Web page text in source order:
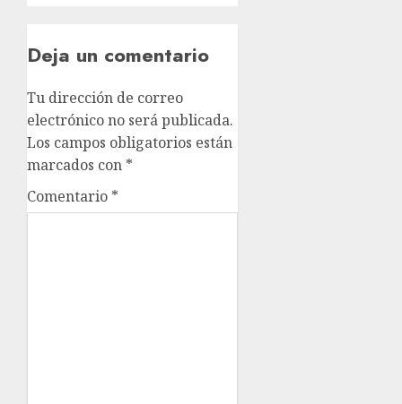
Deja un comentario
Tu dirección de correo
electrónico no será publicada.
Los campos obligatorios están
marcados con *
Comentario *